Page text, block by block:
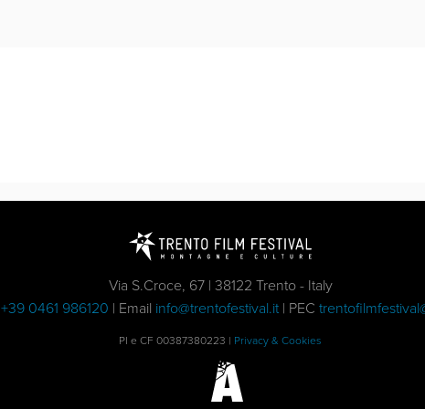
Via S.Croce, 67 | 38122 Trento - Italy
+39 0461 986120 | Email info@trentofestival.it| PEC
PI e CF 00387380223 | Privacy & Cookies